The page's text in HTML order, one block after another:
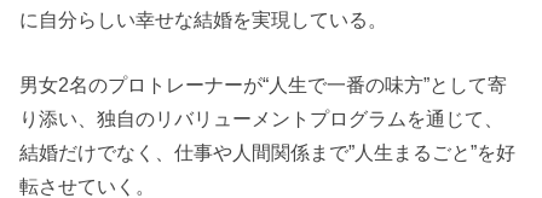
に自分らしい幸せな結婚を実現している。
男女2名のプロトレーナーが“人生で一番の味方”として寄
り添い、独自のリバリューメントプログラムを通じて、
結婚だけでなく、仕事や人間関係まで”人生まるごと”を好
転させていく。